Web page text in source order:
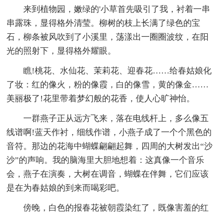
来到植物园，嫩绿的'小草首先吸引了我，衬着一串
串露珠，显得格外清莹。柳树的枝上长满了绿色的宝
石，柳条被风吹到了小溪里，荡漾出一圈圈波纹，在阳
光的照射下，显得格外耀眼。
瞧!桃花、水仙花、茉莉花、迎春花……给春姑娘化
了妆：红的像火，粉的像霞，白的像雪，黄的像金……
美丽极了!花里带着梦幻般的花香，使人心旷神怡。
一群燕子正从远方飞来，落在电线杆上，多么像五
线谱啊!蓝天作衬，细线作谱，小燕子成了一个个黑色的
音符。那边的花海中蝴蝶翩翩起舞，四周的大树发出“沙
沙”的声响。我的脑海里大胆地想着：这真像一个音乐
会，燕子在演奏，大树在调音，蝴蝶在伴舞，它们应该
是在为春姑娘的到来而喝彩吧。
傍晚，白色的报春花被朝霞染红了，既像害羞的红